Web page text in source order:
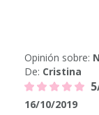
Opinión sobre:
De: Cristina
16/10/2019